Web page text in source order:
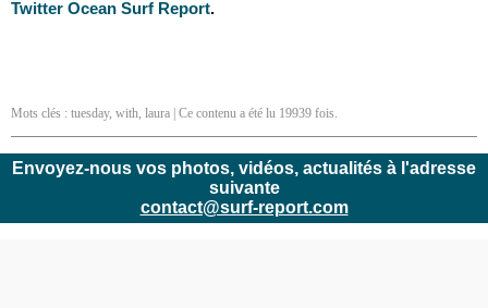
Twitter Ocean Surf Report.
Mots clés : tuesday, with, laura | Ce contenu a été lu 19939 fois.
Envoyez-nous vos photos, vidéos, actualités à l'adresse
suivante
contact@surf-report.com